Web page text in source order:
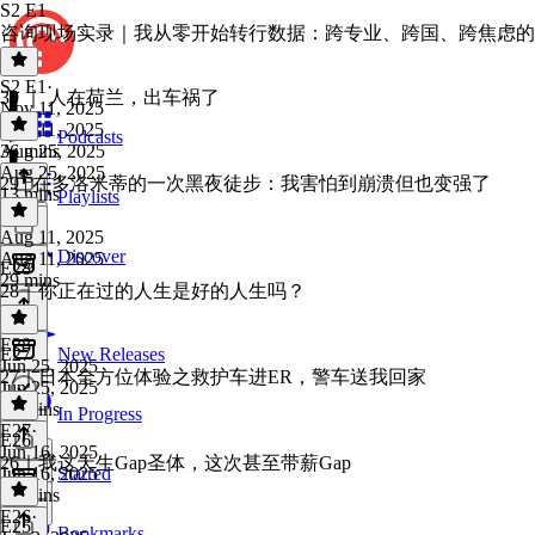
Podcasts
Playlists
Discover
New Releases
In Progress
Starred
S2 E1
咨询现场实录｜我从零开始转行数据：跨专业、跨国、跨焦虑
S2 E1 ·
Nov 11, 2025
Nov 11, 2025
36 mins
30 ｜ 人在荷兰，出车祸了
Aug 25, 2025
Aug 25, 2025
13 mins
29 | 在多洛米蒂的一次黑夜徒步：我害怕到崩溃但也变强了
Aug 11, 2025
Aug 11, 2025
29 mins
E28
28｜你正在过的人生是好的人生吗？
E28·
Jun 25, 2025
Jun 25, 2025
26 mins
E27
27｜日本全方位体验之救护车进ER，警车送我回家
E27·
Jun 16, 2025
Jun 16, 2025
20 mins
E26
26｜我这天生Gap圣体，这次甚至带薪Gap
E26·
E25